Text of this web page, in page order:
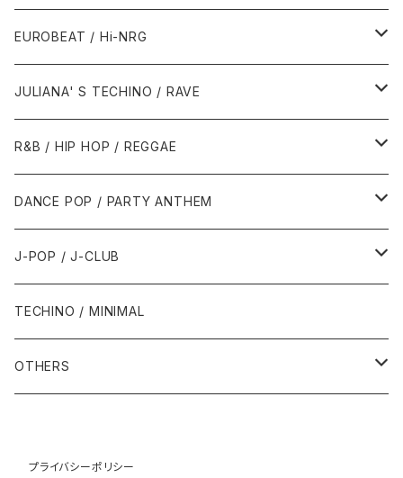
1987年・以前
1988年
1990年代
1990年
1991年
1995年
1996年
2000年代
2000年
2001年
2005年
2010年代
2010年
2011年
1990年代
1994年・以前
1995年
1999年
2000年代
2000年
2001年
2005年
EUROBEAT / Hi-NRG
1980年代
1986年・以前
1987年
1990年代
1990年
1991年
2000年代
JULIANA' S TECHINO / RAVE
1990年代
1990年
1991年
2000年代
2000年
2001年
R&B / HIP HOP / REGGAE
1980年代
1985年・以前
1986年
1990年代
1990年
1991年
1993年
2000年代
2000年
2002年
DANCE POP / PARTY ANTHEM
1980年代
1988年・以前
1989年
1990年代
1990年
1992年
2000年代
2001年
J-POP / J-CLUB
1980年代
1990年代
1991年
2000年
TECHINO / MINIMAL
OTHERS
1985年・以前
1990年代
プライバシーポリシー